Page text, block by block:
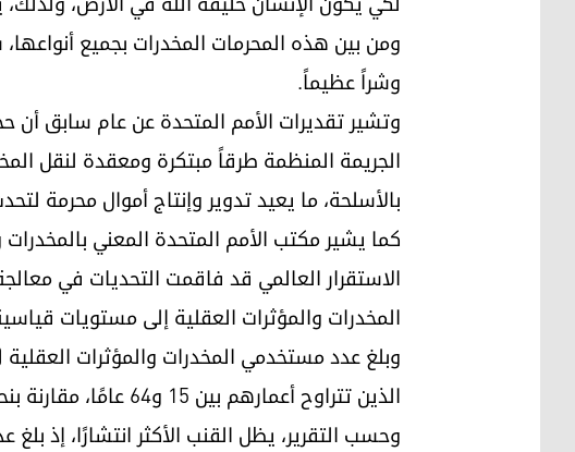
ومن بين هذه المحرمات المخدرات بجميع
وشراً عظيماً.
الجريمة المنظمة طرقاً مبتكرة ومعقدة لنقل
بالأسلحة، ما يعيد تدوير وإنتاج أموال محرمة
الاستقرار العالمي قد فاقمت التحديات في
المخدرات والمؤثرات العقلية إلى مستويات
الذين تتراوح أعمارهم بين 15 و64 عامًا، مقارنة بنحو 5.2% عام 2013.